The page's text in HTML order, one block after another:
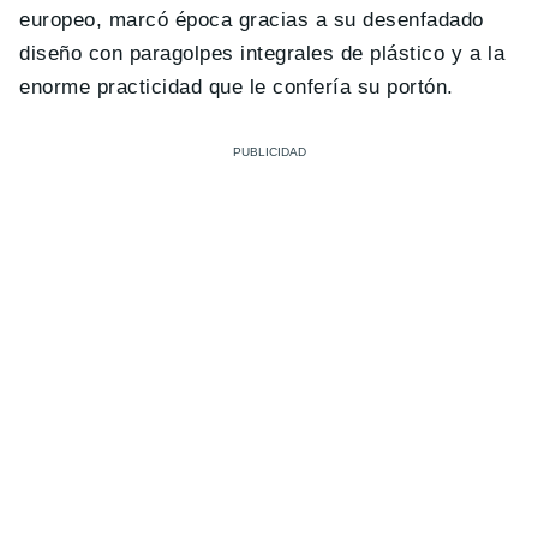
europeo, marcó época gracias a su desenfadado
diseño con paragolpes integrales de plástico y a la
enorme practicidad que le confería su portón.